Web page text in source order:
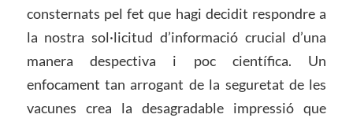
consternats pel fet que hagi decidit respondre a
la nostra sol·licitud d’informació crucial d’una
manera despectiva i poc científica. Un
enfocament tan arrogant de la seguretat de les
vacunes crea la desagradable impressió que